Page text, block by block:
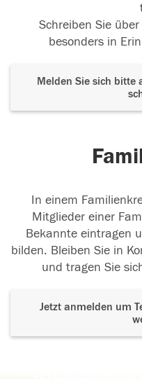
Schreiben Sie
besonders in
Melden Sie sich bitte
In einem
Mitglieder einer
Bekannte eintragen
bilden. Bleiben Sie in
und tragen Sie
Jetzt anmelden um